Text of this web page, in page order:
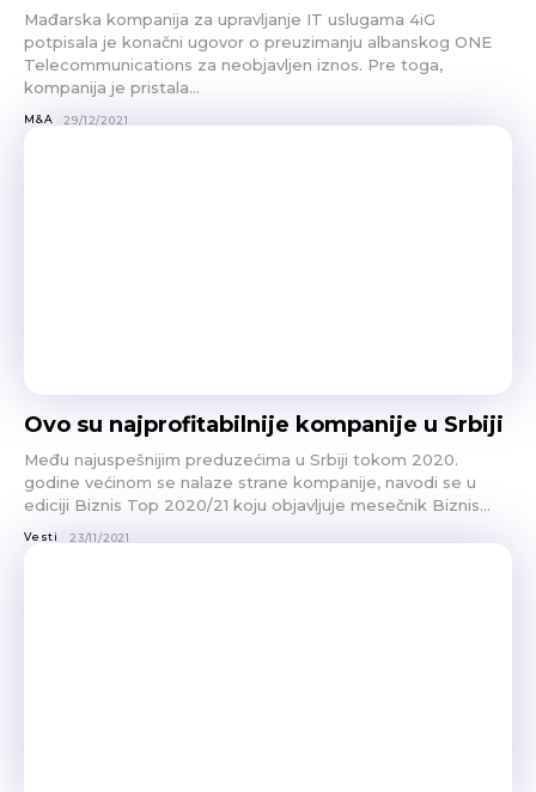
Mađarska kompanija za upravljanje IT uslugama 4iG
potpisala je konačni ugovor o preuzimanju albanskog ONE
Telecommunications za neobjavljen iznos. Pre toga,
kompanija je pristala...
M&A 29/12/2021
Ovo su najprofitabilnije kompanije u Srbiji
Među najuspešnijim preduzećima u Srbiji tokom 2020.
godine većinom se nalaze strane kompanije, navodi se u
ediciji Biznis Top 2020/21 koju objavljuje mesečnik Biznis...
Vesti 23/11/2021